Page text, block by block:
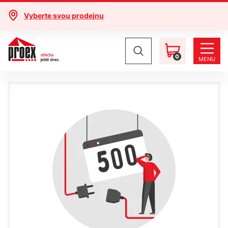
Vyberte svou prodejnu
0 MENU